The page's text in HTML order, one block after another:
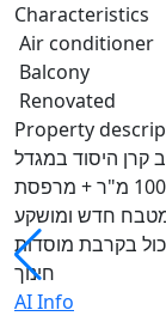
Characteristics
Air conditioner
Balcony
Renovated
Property
קרן היסוד במגדל
העמק דירת 4 חדרים משופצת מהיסוד כ 100 מ"ר + מרפסת
חדש ומושקע
בקרבת מוסדות
חינוך
AI Info